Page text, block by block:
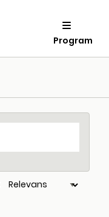
Program